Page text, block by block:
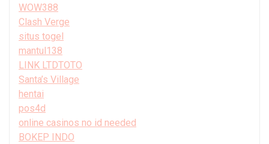
WOW388
Clash Verge
situs togel
mantul138
LINK LTDTOTO
Santa’s Village
hentai
pos4d
online casinos no id needed
BOKEP INDO